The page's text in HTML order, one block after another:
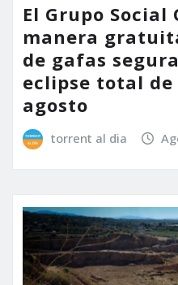
El Grupo Social
manera
de gafas
eclipse total de
agosto
torrent al dia